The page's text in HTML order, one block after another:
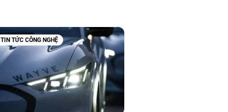
TIN TỨC CÔNG NGHỆ